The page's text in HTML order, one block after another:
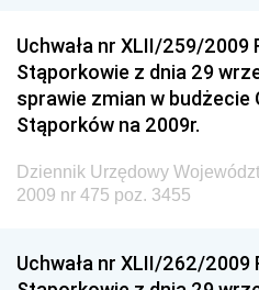
Dziennik Urzędowy
Budownictwa
Dziennik Urzędowy
Dziennik Urzędowy
Dziennik Urzędowy
Uchwała nr XLII/259/2009
Stąporkowie z dnia 29
sprawie zmian w budżecie
Stąporków na 2009r.
Dziennik Urzędowy
2009 nr 475 poz. 3455
Uchwała nr XLII/262/2009